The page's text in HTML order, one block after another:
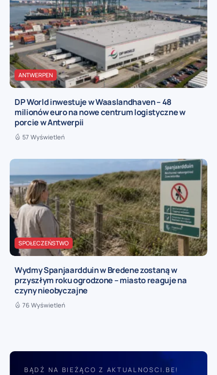
ANTWERPEN
DP World inwestuje w Waaslandhaven – 48
milionów euro na nowe centrum logistyczne w
porcie w Antwerpii
57 Wyświetleń
SPOŁECZEŃSTWO
Wydmy Spanjaardduin w Bredene zostaną w
przyszłym roku ogrodzone – miasto reaguje na
czyny nieobyczajne
76 Wyświetleń
BĄDŹ NA BIEŻĄCO Z AKTUALNOSCI.BE!